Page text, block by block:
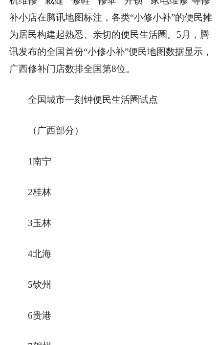
补小店在腾讯地图标注，各类“小修小补”的便民摊
为居民构建起熟悉、亲切的便民生活圈。5月，腾
讯发布的全国首份“小修小补”便民地图数据显示，
广西修补门店数排全国第8位。
全国城市一刻钟便民生活圈试点
（广西部分）
1南宁
2桂林
3玉林
4北海
5钦州
6贵港